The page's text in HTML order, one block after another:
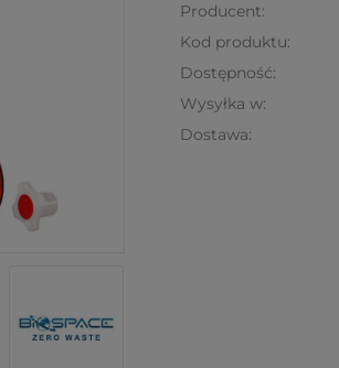
Producent:
Kod produktu:
Dostępność:
Wysyłka w:
Dostawa: